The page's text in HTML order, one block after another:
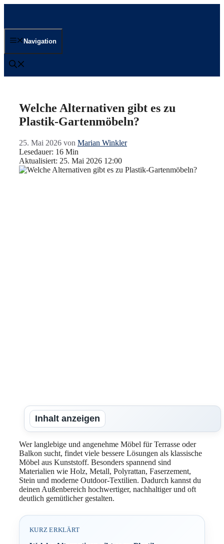
Navigation
Welche Alternativen gibt es zu
Plastik-Gartenmöbeln?
25. Mai 2026 von Marian Winkler
Lesedauer: 16 Min
Aktualisiert: 25. Mai 2026 12:00
Inhalt anzeigen
Wer langlebige und angenehme Möbel für Terrasse oder
Balkon sucht, findet viele bessere Lösungen als klassische
Möbel aus Kunststoff. Besonders spannend sind
Materialien wie Holz, Metall, Polyrattan, Faserzement,
Stein und moderne Outdoor-Textilien. Dadurch kannst du
deinen Außenbereich hochwertiger, nachhaltiger und oft
deutlich gemütlicher gestalten.
KURZ ERKLÄRT